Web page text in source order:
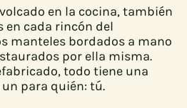
en la cocina, también
en cada rincón del
manteles bordados a mano
por ella misma.
todo tiene una
para quién: tú.